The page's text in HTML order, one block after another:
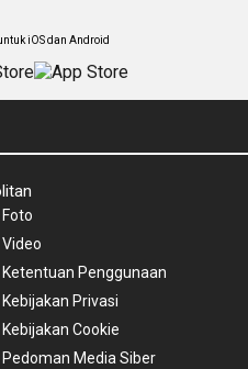
iOS dan Android
Foto
Video
Ketentuan Penggunaan
Kebijakan Privasi
Kebijakan Cookie
Pedoman Media Siber